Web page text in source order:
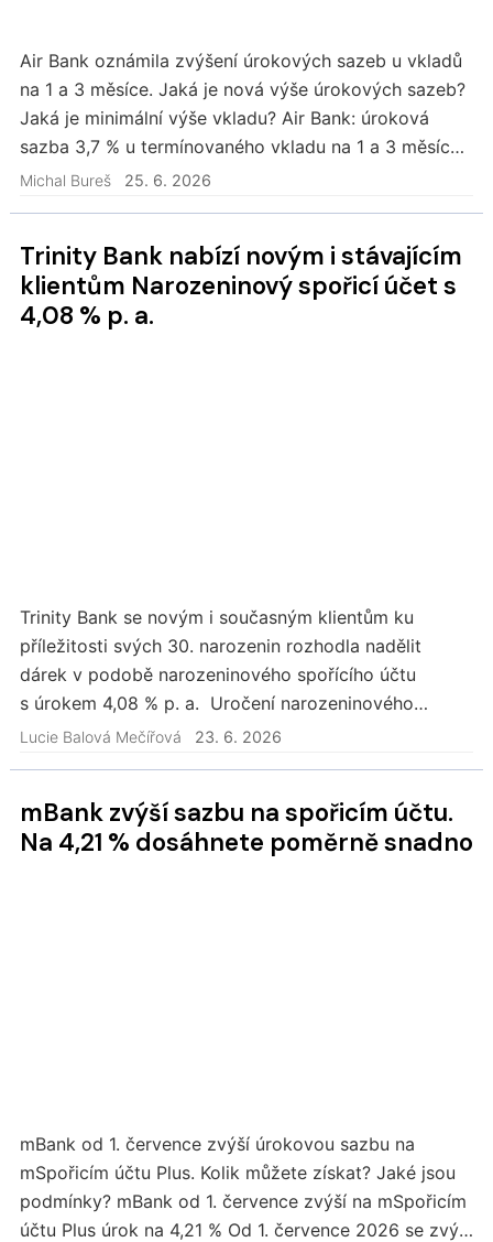
Air Bank oznámila zvýšení úrokových sazeb u vkladů
na 1 a 3 měsíce. Jaká je nová výše úrokových sazeb?
Jaká je minimální výše vkladu? Air Bank: úroková
sazba 3,7 % u termínovaného vkladu na 1 a 3 měsíce
Air Bank nabízí nejvyšší zhodnocení…
Michal Bureš 25. 6. 2026
Trinity Bank nabízí novým i stávajícím
klientům Narozeninový spořicí účet s
4,08 % p. a.
Trinity Bank se novým i současným klientům ku
příležitosti svých 30. narozenin rozhodla nadělit
dárek v podobě narozeninového spořícího účtu
s úrokem 4,08 % p. a. Uročení narozeninového
spořáku u Trinity je ale přece jen omezené Noví
Lucie Balová Mečířová 23. 6. 2026
mBank zvýší sazbu na spořicím účtu.
Na 4,21 % dosáhnete poměrně snadno
mBank od 1. července zvýší úrokovou sazbu na
mSpořicím účtu Plus. Kolik můžete získat? Jaké jsou
podmínky? mBank od 1. července zvýší na mSpořicím
účtu Plus úrok na 4,21 % Od 1. července 2026 se zvýší